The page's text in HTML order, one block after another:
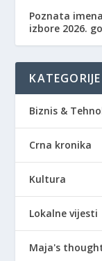
Poznata
izbore 2026.
KATEGORIJE
Biznis &
Crna kronika
Kultura
Lokalne vijesti
Maja's